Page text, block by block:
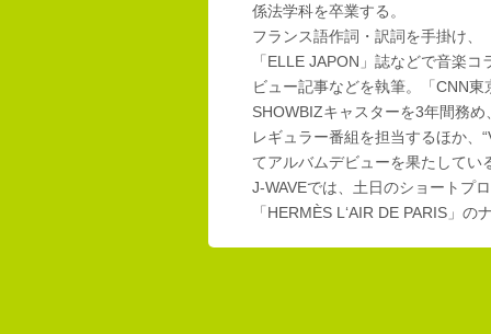
係法学科を卒業する。
フランス語作詞・訳詞を手掛け、
「ELLE JAPON」誌などで音楽コ
ビュー記事などを執筆。「CNN東
SHOWBIZキャスターを3年間務め
レギュラー番組を担当するほか、
てアルバムデビューを果たしてい
J-WAVEでは、土日のショートプ
「HERMÈS L‘AIR DE PARIS」